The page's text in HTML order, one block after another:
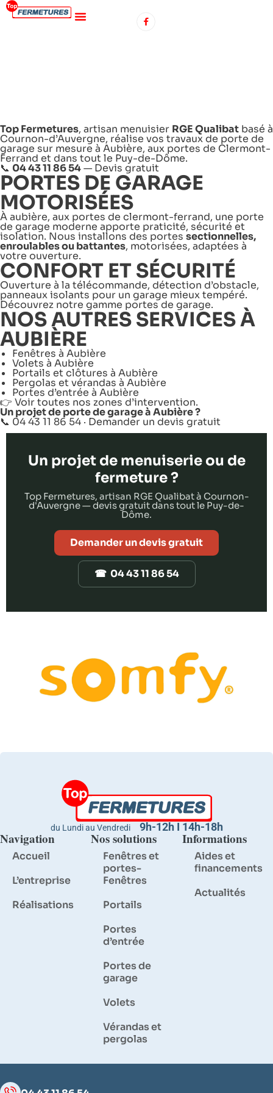
Top Fermetures, artisan menuisier RGE Qualibat basé à
Cournon-d’Auvergne, réalise vos travaux de porte de
garage sur mesure à Aubière, aux portes de Clermont-
Ferrand et dans tout le Puy-de-Dôme.
📞 04 43 11 86 54— Devis gratuit
PORTES DE GARAGE
MOTORISÉES
À aubière, aux portes de clermont-ferrand, une porte
de garage moderne apporte praticité, sécurité et
isolation. Nous installons des portes sectionnelles,
enroulables ou battantes, motorisées, adaptées à
votre ouverture.
CONFORT ET SÉCURITÉ
Ouverture à la télécommande, détection d’obstacle,
panneaux isolants pour un garage mieux tempéré.
Découvrez notre gamme portes de garage.
NOS AUTRES SERVICES À
AUBIÈRE
Fenêtres à Aubière
Volets à Aubière
Portails et clôtures à Aubière
Pergolas et vérandas à Aubière
Portes d’entrée à Aubière
👉 Voir toutes nos zones d’intervention.
Un projet de porte de garage à Aubière ?
📞 04 43 11 86 54 · Demander un devis gratuit
Un projet de menuiserie ou de
fermeture ?
Top Fermetures, artisan RGE Qualibat à Cournon-
d'Auvergne — devis gratuit dans tout le Puy-de-
Dôme.
Demander un devis gratuit
☎ 04 43 11 86 54
du Lundi au Vendredi 9h-12h I 14h-18h
Navigation
Accueil
L’entreprise
Réalisations
Nos solutions
Fenêtres et
portes-
Fenêtres
Portails
Portes
d’entrée
Portes de
garage
Volets
Vérandas et
pergolas
Informations
Aides et
financements
Actualités